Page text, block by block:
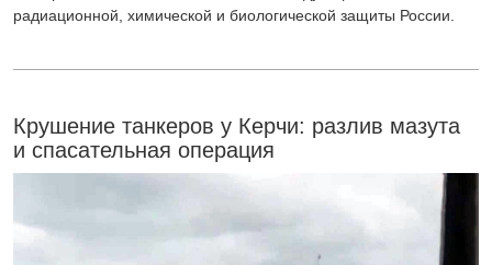
радиационной, химической и биологической защиты России.
Крушение танкеров у Керчи: разлив мазута
и спасательная операция